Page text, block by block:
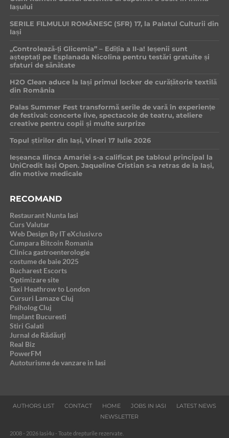
Iașului
SERILE FILMULUI ROMÂNESC (SFR) 17, la Palatul Culturii din
Iași
„Controlează-ți Glicemia” – Ediția a II-a! Ieșenii sunt
așteptați pe Esplanada Nicolina pentru testări gratuite și
sfaturi de sănătate
H2O Clean aduce la Iași primul locker de curățătorie textilă
din România
Palas Summer Fest transformă serile de vară în experiențe
de festival: concerte live, spectacole de teatru, ateliere
creative pentru copii și multe surprize
Topul știrilor din Iași, Vineri 17 Iulie 2026
Ieșeanca Ilinca Amariei s-a calificat pe tabloul principal la
UniCredit Iași Open. Jaqueline Cristian s-a retras de la Iași,
din motive medicale
RECOMAND
Restaurant Nunta Iasi
Curs Valutar
Web Design By IT eXclusiv.ro
Cumpara Bitcoin Romania
Clinica gastroenterologie
costume de baie 2025
Bucharest Escorts
Optimizare site
Taxi Heathrow to London
Cursuri Lamaze Cluj
Psiholog Cluj
Implant Bucuresti
Stiri Galati
Jurnal de Rădăuți
Real Biz
PowerFM
Autoturisme de vanzare in Iasi
AUTHORS LIST CONTACT HOME JOBS IN IASI
LATEST NEWS
NEWSLETTER
2008 - 2026 Iasi4u - Toate drepturile rezervate.